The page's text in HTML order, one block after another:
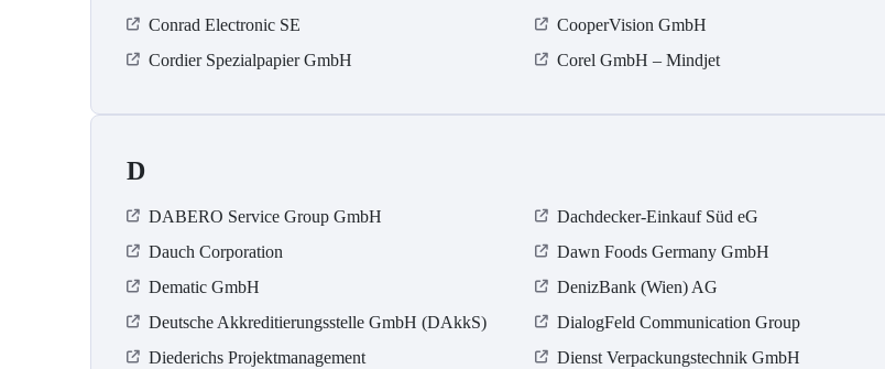
Conrad Electronic SE
CooperVision GmbH
Cordier Spezialpapier GmbH
Corel GmbH – Mindjet
D
DABERO Service Group GmbH Dachdecker-Einkauf Süd eG
Dauch Corporation
Dawn Foods Germany GmbH
Dematic GmbH
DenizBank (Wien) AG
Deutsche Akkreditierungsstelle GmbH (DAkkS)
DialogFeld Communication Group
Diederichs Projektmanagement
Dienst Verpackungstechnik GmbH